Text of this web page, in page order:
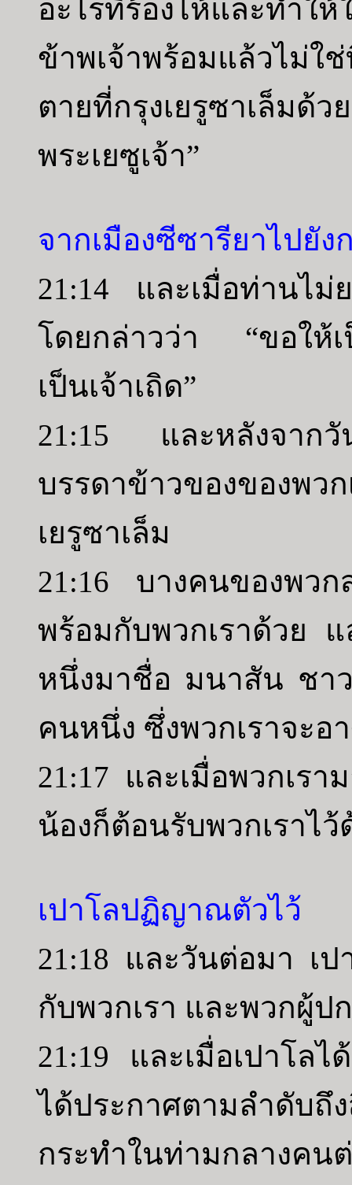
อะไรที่ร้องไห้และทำใ
ข้าพเจ้าพร้อมแล้วไม่
ตายที่กรุงเยรูซาเล็มด้ว
พระเยซูเจ้า”
จากเมืองซีซารียาไปยัง
21:14 และเมื่อท่านไ
โดยกล่าวว่า “ขอให้เ
เป็นเจ้าเถิด”
21:15 และหลังจาก
บรรดาข้าวของของ
เยรูซาเล็ม
21:16 บางคนของพวก
พร้อมกับพวกเราด้วย
หนึ่งมาชื่อ มนาสัน ชาว
คนหนึ่ง ซึ่งพวกเราจะอ
21:17 และเมื่อพวกเรา
น้องก็ต้อนรับพวกเราไ
เปาโลปฏิญาณตัวไว้
21:18 และวันต่อมา เ
กับพวกเรา และพวกผู้
21:19 และเมื่อเปาโล
ได้ประกาศตามลำดับถึ
กระทำในท่ามกลางคน